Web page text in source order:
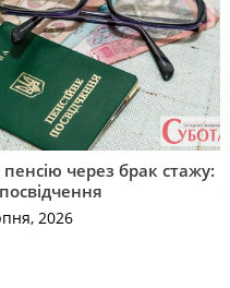
через брак стажу:
2026